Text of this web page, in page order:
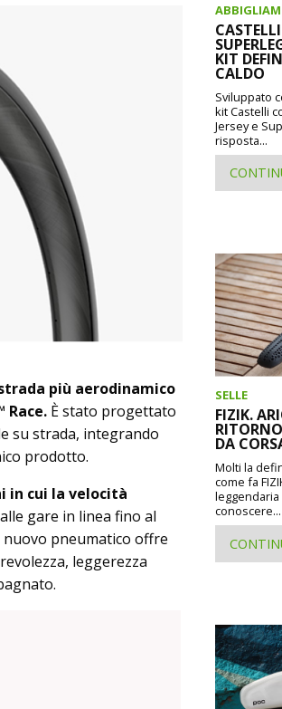
più aerodinamico
Race. È stato progettato
su strada, integrando
prodotto.
in cui la velocità
gare in linea fino al
nuovo pneumatico offre
leggerezza
KIT
CALDO
Sviluppato
kit Castelli
Jersey e
risposta...
SELLE
FIZIK.
DA
Molti la
come fa
conoscere...